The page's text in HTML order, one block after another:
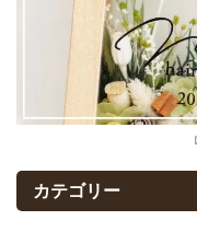
カテゴリー